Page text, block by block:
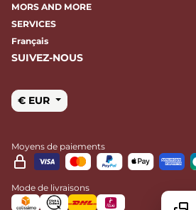
MORS AND MORE
SERVICES
Français
SUIVEZ-NOUS
€ EUR
Moyens de paiements
Mode de livraisons